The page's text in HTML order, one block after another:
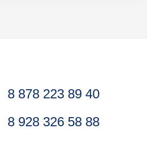
8 878 223 89 40
8 928 326 58 88